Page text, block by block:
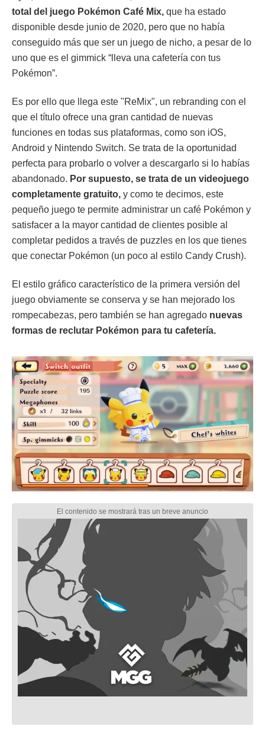
total del juego Pokémon Café Mix, que ha estado
disponible desde junio de 2020, pero que no había
conseguido más que ser un juego de nicho, a pesar de lo
uno que es el gimmick “lleva una cafetería con tus
Pokémon”.
Es por ello que llega este "ReMix", un rebranding con el
que el título ofrece una gran cantidad de nuevas
funciones en todas sus plataformas, como son iOS,
Android y Nintendo Switch. Se trata de la oportunidad
perfecta para probarlo o volver a descargarlo si lo habías
abandonado. Por supuesto, se trata de un videojuego
completamente gratuito, y como te decimos, este
pequeño juego te permite administrar un café Pokémon y
satisfacer a la mayor cantidad de clientes posible al
completar pedidos a través de puzzles en los que tienes
que conectar Pokémon (un poco al estilo Candy Crush).
El estilo gráfico característico de la primera versión del
juego obviamente se conserva y se han mejorado los
rompecabezas, pero también se han agregado nuevas
formas de reclutar Pokémon para tu cafetería.